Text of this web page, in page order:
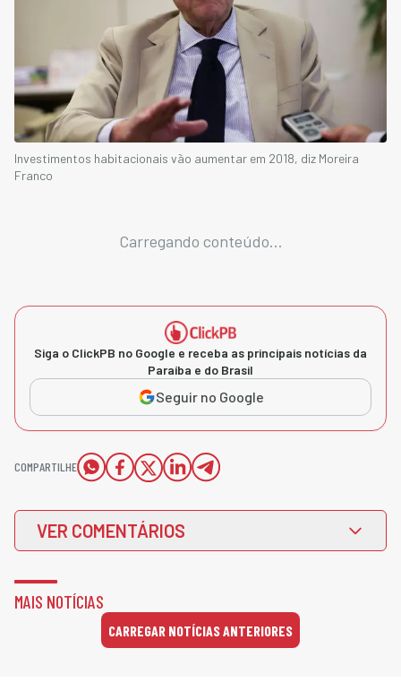
Investimentos habitacionais vão aumentar em 2018, diz Moreira
Franco
Carregando conteúdo...
Siga o ClickPB no Google e receba as principais notícias da
Paraíba e do Brasil
Seguir no Google
COMPARTILHE
VER COMENTÁRIOS
MAIS NOTÍCIAS
CARREGAR NOTÍCIAS ANTERIORES